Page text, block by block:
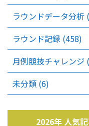
ラウンドデータ分析
ラウンド記録 (458)
月例競技チャレンジ
未分類 (6)
2026年 人気